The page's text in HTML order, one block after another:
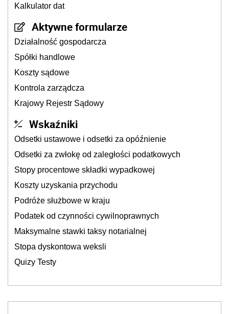
Kalkulator dat
Aktywne formularze
Działalność gospodarcza
Spółki handlowe
Koszty sądowe
Kontrola zarządcza
Krajowy Rejestr Sądowy
Wskaźniki
Odsetki ustawowe i odsetki za opóźnienie
Odsetki za zwłokę od zaległości podatkowych
Stopy procentowe składki wypadkowej
Koszty uzyskania przychodu
Podróże służbowe w kraju
Podatek od czynności cywilnoprawnych
Maksymalne stawki taksy notarialnej
Stopa dyskontowa weksli
Quizy Testy